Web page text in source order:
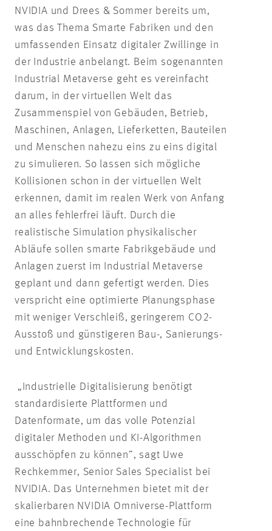
NVIDIA und Drees & Sommer bereits um,
was das Thema Smarte Fabriken und den
umfassenden Einsatz digitaler Zwillinge in
der Industrie anbelangt. Beim sogenannten
Industrial Metaverse geht es vereinfacht
darum, in der virtuellen Welt das
Zusammenspiel von Gebäuden, Betrieb,
Maschinen, Anlagen, Lieferketten, Bauteilen
und Menschen nahezu eins zu eins digital
zu simulieren. So lassen sich mögliche
Kollisionen schon in der virtuellen Welt
erkennen, damit im realen Werk von Anfang
an alles fehlerfrei läuft. Durch die
realistische Simulation physikalischer
Abläufe sollen smarte Fabrikgebäude und
Anlagen zuerst im Industrial Metaverse
geplant und dann gefertigt werden. Dies
verspricht eine optimierte Planungsphase
mit weniger Verschleiß, geringerem CO2-
Ausstoß und günstigeren Bau-, Sanierungs-
und Entwicklungskosten.
„Industrielle Digitalisierung benötigt
standardisierte Plattformen und
Datenformate, um das volle Potenzial
digitaler Methoden und KI-Algorithmen
ausschöpfen zu können”, sagt Uwe
Rechkemmer, Senior Sales Specialist bei
NVIDIA. Das Unternehmen bietet mit der
skalierbaren NVIDIA Omniverse-Plattform
eine bahnbrechende Technologie für